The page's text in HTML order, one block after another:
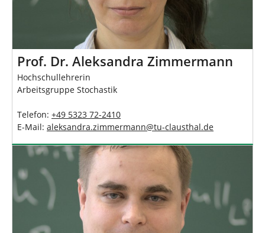
Prof. Dr. Aleksandra Zimmermann
Hochschullehrerin
Arbeitsgruppe Stochastik
Telefon: +49 5323 72-2410
E-Mail: aleksandra.zimmermann@tu-clausthal.de